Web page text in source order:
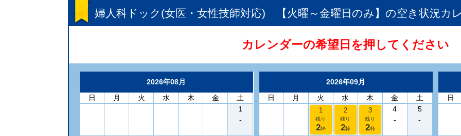
婦人科ドック(女医・女性技師対応) 【火曜～金曜日のみ】 の空き状況カ
カレンダーの希望日を押してください
2026年08月
日
月 火 水 木 金
土
1
-
2026年09月
日
月 火 水 木 金 土
1
残り
2枠
2
残り
2枠
3
残り
2枠
4
-
5
-
日